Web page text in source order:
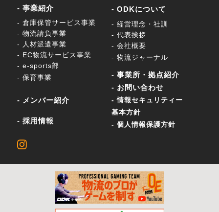
- 事業紹介
- 倉庫保管サービス事業
- 物流請負事業
- 人材派遣事業
- EC物流サービス事業
- e-sports部
- 保育事業
- メンバー紹介
- 採用情報
- ODKについて
- 経営理念・社訓
- 代表挨拶
- 会社概要
- 物流ジャーナル
- 事業所・拠点紹介
- お問い合わせ
- 情報セキュリティー
基本方針
- 個人情報保護方針